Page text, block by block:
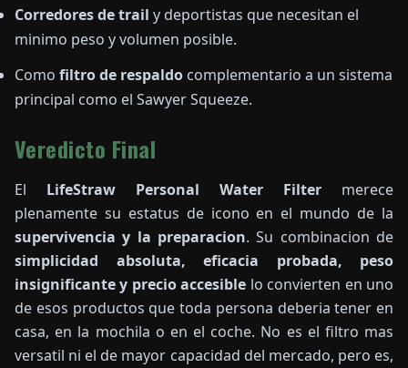
Corredores de trail y deportistas que necesitan el
minimo peso y volumen posible.
Como filtro de respaldo complementario a un sistema
principal como el Sawyer Squeeze.
Veredicto Final
El LifeStraw Personal Water Filter merece
plenamente su estatus de icono en el mundo de la
supervivencia y la preparacion. Su combinacion de
simplicidad absoluta, eficacia probada, peso
insignificante y precio accesible lo convierten en uno
de esos productos que toda persona deberia tener en
casa, en la mochila o en el coche. No es el filtro mas
versatil ni el de mayor capacidad del mercado, pero es,